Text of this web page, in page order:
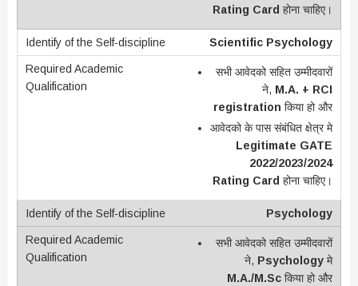
Rating Card होना चाहिए।
Scientific Psychology
सभी आवेदको सहित उम्मीदवारों
ने, M.A. + RCI
registration किया हो और
आवेदको के पास संबंधित क्षेत्र मे
Legitimate GATE
2022/2023/2024
Rating Card होना चाहिए।
Psychology
सभी आवेदको सहित उम्मीदवारों
ने, Psychology मे
M.A./M.Sc किया हो और